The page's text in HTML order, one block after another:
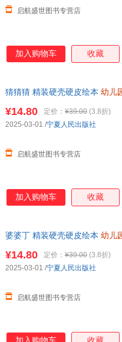
启航盛世图书专营店
加入购物车 收藏
猜猜猜 精装硬壳硬皮绘本 幼儿
¥14.80 定价： ¥39.00 (3.8折)
启航盛世图书专营店
2025-03-01 /宁夏人民出版社
加入购物车 收藏
婆婆丁 精装硬壳硬皮绘本 幼儿
¥14.80 定价： ¥39.00 (3.8折)
启航盛世图书专营店
2025-03-01 /宁夏人民出版社